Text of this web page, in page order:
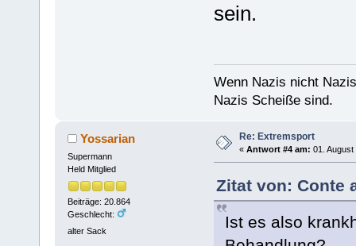
sein.
Wenn Nazis nicht
Nazis Scheiße sind.
Yossarian
Supermann
Held Mitglied
Beiträge: 20.864
Geschlecht:
alter Sack
Re: Extremsport
« Antwort #4 am: 01. August
Zitat von: Conte
Ist es also